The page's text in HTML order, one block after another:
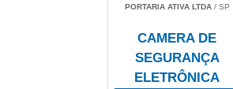
PORTARIA ATIVA LTDA/ SP
CAMERA DE
SEGURANÇA
ELETRÔNICA